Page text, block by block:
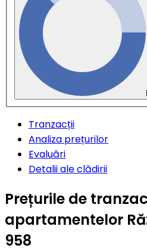
Tranzacții
Analiza prețurilor
Evaluări
Detalii ale clădirii
Prețurile de
apartamentelor
958